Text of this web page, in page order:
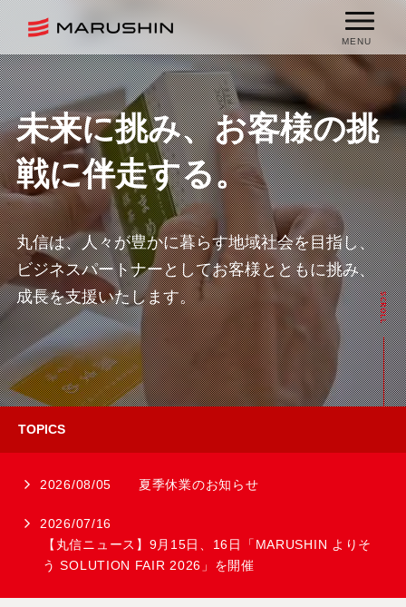
MENU
未来に挑み、お客様の挑
戦に伴走する。
丸信は、人々が豊かに暮らす地域社会を目指し、
ビジネスパートナーとしてお客様とともに挑み、
成長を支援いたします。
TOPICS
2026/08/05 夏季休業のお知らせ
2026/07/16
【丸信ニュース】9月15日、16日「MARUSHIN よりそ
う SOLUTION FAIR 2026」を開催